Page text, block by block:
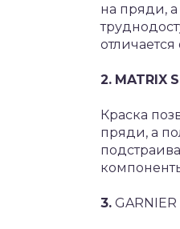
на пряди,
2. MATRIX
Краска
пряди, а
3.